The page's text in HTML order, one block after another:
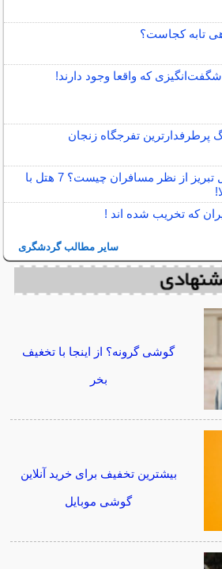
تابه کجاست؟
که واقعا وجود دارند!
پرطرفدارترین تفرجگاه زنجان
بهترین هتل تبریز از نظر مسافران چیست؟ 7 هتل با
که تخریب شده اند !
سایر مطالب گردشگری
گوشی گرونه؟ از اینجا با تخغیف
بخر
بیشترین تخفیف برای خرید آنلاین
گوشی موبایل